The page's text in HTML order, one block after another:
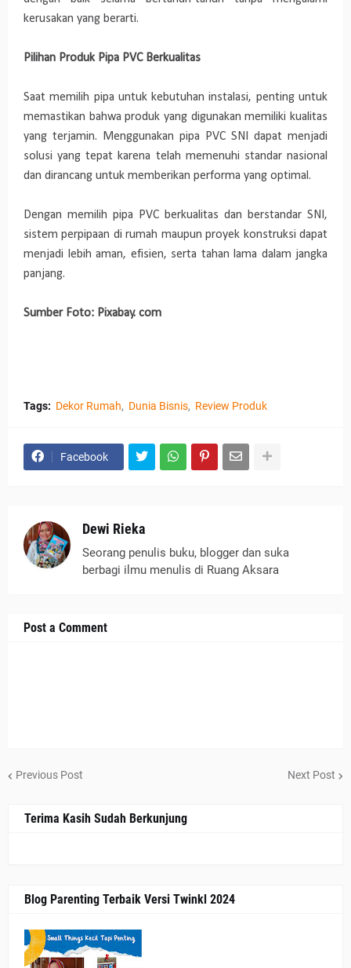
kerusakan yang berarti.
Pilihan Produk Pipa PVC Berkualitas
Saat memilih pipa untuk kebutuhan instalasi, penting untuk
memastikan bahwa produk yang digunakan memiliki kualitas
yang terjamin. Menggunakan pipa PVC SNI dapat menjadi
solusi yang tepat karena telah memenuhi standar nasional
dan dirancang untuk memberikan performa yang optimal.
Dengan memilih pipa PVC berkualitas dan berstandar SNI,
sistem perpipaan di rumah maupun proyek konstruksi dapat
menjadi lebih aman, efisien, serta tahan lama dalam jangka
panjang.
Sumber Foto: Pixabay. com
Tags: Dekor Rumah Dunia Bisnis Review Produk
Facebook
Dewi Rieka
Seorang penulis buku, blogger dan suka
berbagi ilmu menulis di Ruang Aksara
Post a Comment
Previous Post Next Post
Terima Kasih Sudah Berkunjung
Blog Parenting Terbaik Versi Twinkl 2024